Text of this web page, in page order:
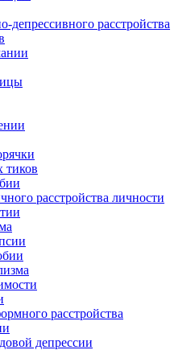
депрессивного расстройства
тиков
расстройства личности
расстройства
депрессии